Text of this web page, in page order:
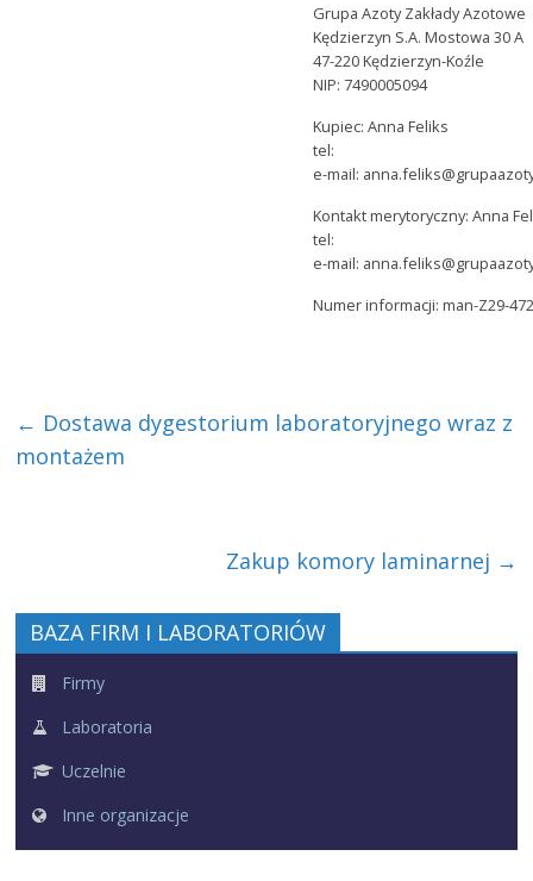
Grupa Azoty Zakłady Azotowe
Kędzierzyn S.A. Mostowa 30 A
47-220 Kędzierzyn-Koźle
NIP: 7490005094
Kupiec: Anna Feliks
tel:
e-mail:
Kontakt merytoryczny: Anna
tel:
e-mail:
Numer informacji: man-Z29-
← Dostawa dygestorium laboratoryjnego wraz z
montażem
Zakup komory laminarnej →
BAZA FIRM I LABORATORIÓW
Firmy
Laboratoria
Uczelnie
Inne organizacje